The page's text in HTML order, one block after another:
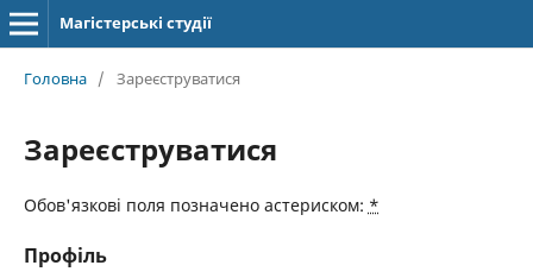
Магістерські студії
Головна / Зареєструватися
Зареєструватися
Обов'язкові поля позначено астериском: *
Профіль